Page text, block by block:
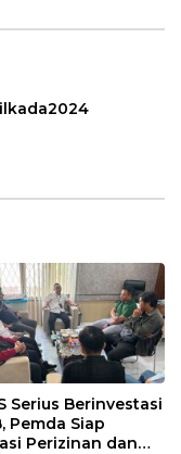
Serius Berinvestasi
Pemda Siap
Perizinan dan